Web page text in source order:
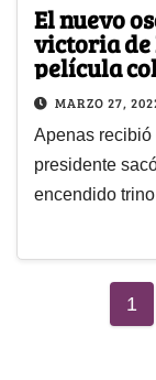
El nuevo
victoria de
película
MARZO 27,
Apenas recibió
presidente
encendido trino
1